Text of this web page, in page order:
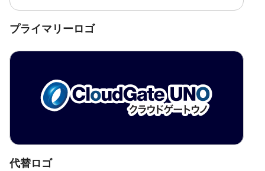
プライマリーロゴ
代替ロゴ